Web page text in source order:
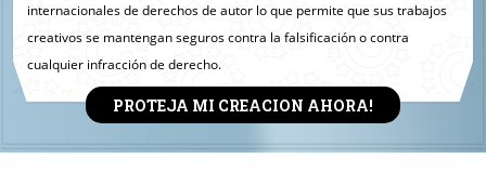
internacionales de derechos de autor lo que permite que sus trabajos
creativos se mantengan seguros contra la falsificación o contra
cualquier infracción de derecho.
PROTEJA MI CREACION AHORA!